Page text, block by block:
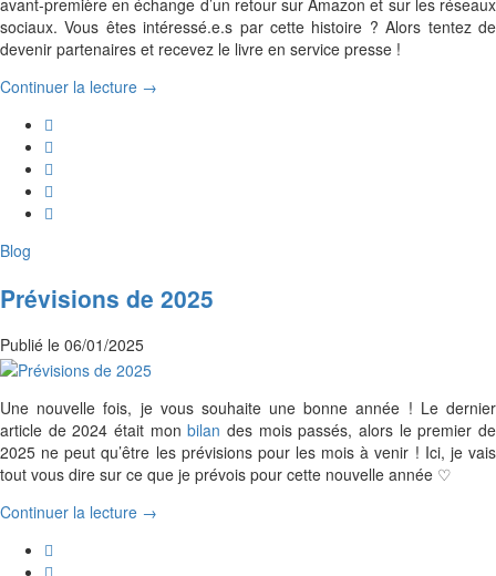
avant-première en échange d’un retour sur Amazon et sur les réseaux
sociaux. Vous êtes intéressé.e.s par cette histoire ? Alors tentez de
devenir partenaires et recevez le livre en service presse !
Continuer la lecture →
Blog
Prévisions de 2025
Publié le 06/01/2025
Une nouvelle fois, je vous souhaite une bonne année ! Le dernier
article de 2024 était monbilan des mois passés, alors le premier de
2025 ne peut qu’être les prévisions pour les mois à venir ! Ici, je vais
tout vous dire sur ce que je prévois pour cette nouvelle année ♡
Continuer la lecture →